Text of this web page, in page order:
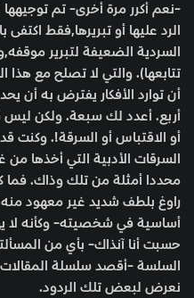
-نعم أكرر مرة أخرى- تم
الرد عليها أو تبريرها,فقط اكتفى
السردية الضعيفة لتبرير
تتابعها). والتي لا تصلح مع
أن توارد الأفكار يفترض به أن
أربع. أعدد لك سبعة. ولكن
أو الاقتباس أو السرقة!. وكنت
السرقات الأدبية التي أخذها
محددا أمثلة من تلك وذاك. فما
راوغ بلطف شديد غير معهود
أساسية في شخصيته- وكأنه لا
حسبت أنا آنذاك- بأي من
السلسة -أقصد سلسلة المقالات
نعرض لبعض تلك الردود.